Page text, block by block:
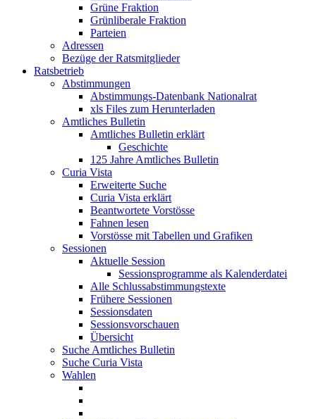
Grüne Fraktion
Grünliberale Fraktion
Parteien
Adressen
Bezüge der Ratsmitglieder
Ratsbetrieb
Abstimmungen
Abstimmungs-Datenbank Nationalrat
xls Files zum Herunterladen
Amtliches Bulletin
Amtliches Bulletin erklärt
Geschichte
125 Jahre Amtliches Bulletin
Curia Vista
Erweiterte Suche
Curia Vista erklärt
Beantwortete Vorstösse
Fahnen lesen
Vorstösse mit Tabellen und Grafiken
Sessionen
Aktuelle Session
Sessionsprogramme als Kalenderdatei
Alle Schlussabstimmungstexte
Frühere Sessionen
Sessionsdaten
Sessionsvorschauen
Übersicht
Suche Amtliches Bulletin
Suche Curia Vista
Wahlen